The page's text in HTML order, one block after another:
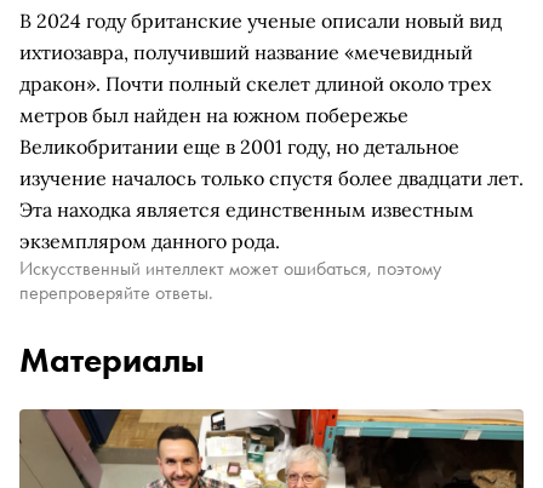
В 2024 году британские ученые описали новый вид
ихтиозавра, получивший название «мечевидный
дракон». Почти полный скелет длиной около трех
метров был найден на южном побережье
Великобритании еще в 2001 году, но детальное
изучение началось только спустя более двадцати лет.
Эта находка является единственным известным
экземпляром данного рода.
Искусственный интеллект может ошибаться, поэтому
перепроверяйте ответы.
Материалы